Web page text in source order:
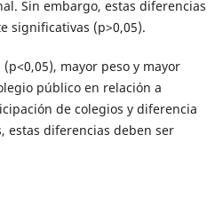
Sin embargo, estas diferencias
significativas (p>0,05).
mayor peso y mayor
público en relación a
de colegios y diferencia
estas diferencias deben ser